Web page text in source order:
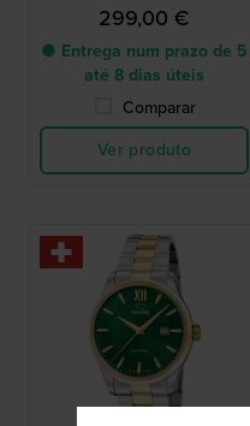
299,00 €
● Entrega num prazo de 5
até 8 dias úteis
Comparar
Ver produto